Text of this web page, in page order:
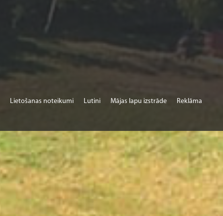
Lietošanas noteikumi Lutini Mājas lapu izstrāde Reklāma